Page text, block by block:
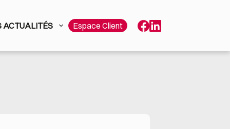
ACTUALITÉS Espace Client